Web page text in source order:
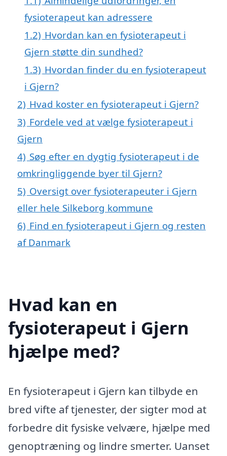
fysioterapeut kan adressere
1.2) Hvordan kan en fysioterapeut i
Gjern støtte din sundhed?
1.3) Hvordan finder du en fysioterapeut
i Gjern?
2) Hvad koster en fysioterapeut i Gjern?
3) Fordele ved at vælge fysioterapeut i
Gjern
4) Søg efter en dygtig fysioterapeut i de
omkringliggende byer til Gjern?
5) Oversigt over fysioterapeuter i Gjern
eller hele Silkeborg kommune
6) Find en fysioterapeut i Gjern og resten
af Danmark
Hvad kan en
fysioterapeut i Gjern
hjælpe med?
En fysioterapeut i Gjern kan tilbyde en
bred vifte af tjenester, der sigter mod at
forbedre dit fysiske velvære, hjælpe med
genoptræning og lindre smerter. Uanset